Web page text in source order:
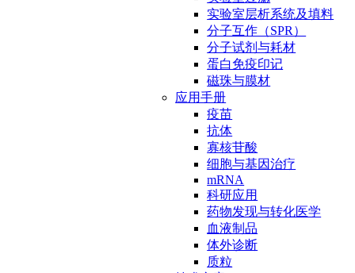
实验室层析系统及填料
分子互作（SPR）
分子试剂与耗材
蛋白免疫印记
磁珠与膜材
应用手册
疫苗
抗体
寡核苷酸
细胞与基因治疗
mRNA
科研应用
药物发现与转化医学
血液制品
体外诊断
质粒